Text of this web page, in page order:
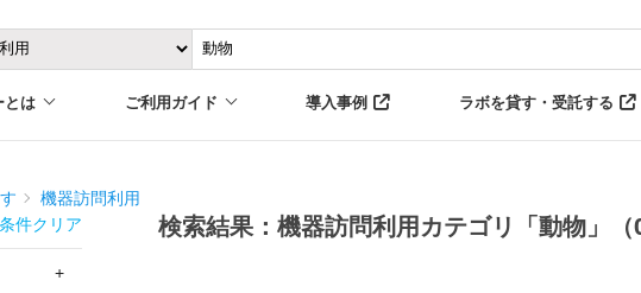
とは ご利用ガイド 導入事例 ラボを貸す・受託する
機器訪問利用
条件クリア
+
検索結果：機器訪問利用カテゴリ「動物」（0